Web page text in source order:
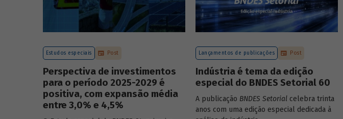
Estudos especiais Post
Perspectiva de investimentos
para o período 2025-2029 é
positiva, com expansão média
entre 3,0% e 4,5%
Lançamentos de publicações Post
Indústria é tema da edição
especial do BNDES Setorial 60
A publicação BNDES Setorial celebra trinta
anos com uma edição especial dedicada à